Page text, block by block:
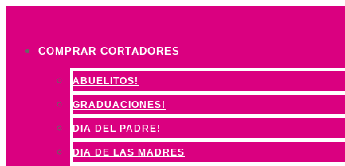
contenidoCOMPRAR CORTADORES
ABUELITOS!
GRADUACIONES!
DIA DEL PADRE!
DIA DE LAS MADRES